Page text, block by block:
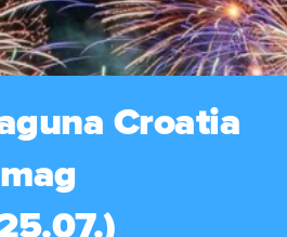
Croatia